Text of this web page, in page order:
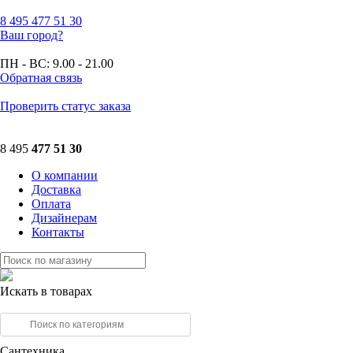
8 495 477 51 30
Ваш город?
ПН - ВС: 9.00 - 21.00
Обратная связь
Проверить статус заказа
8 495 477 51 30
О компании
Доставка
Оплата
Дизайнерам
Контакты
Искать в товарах